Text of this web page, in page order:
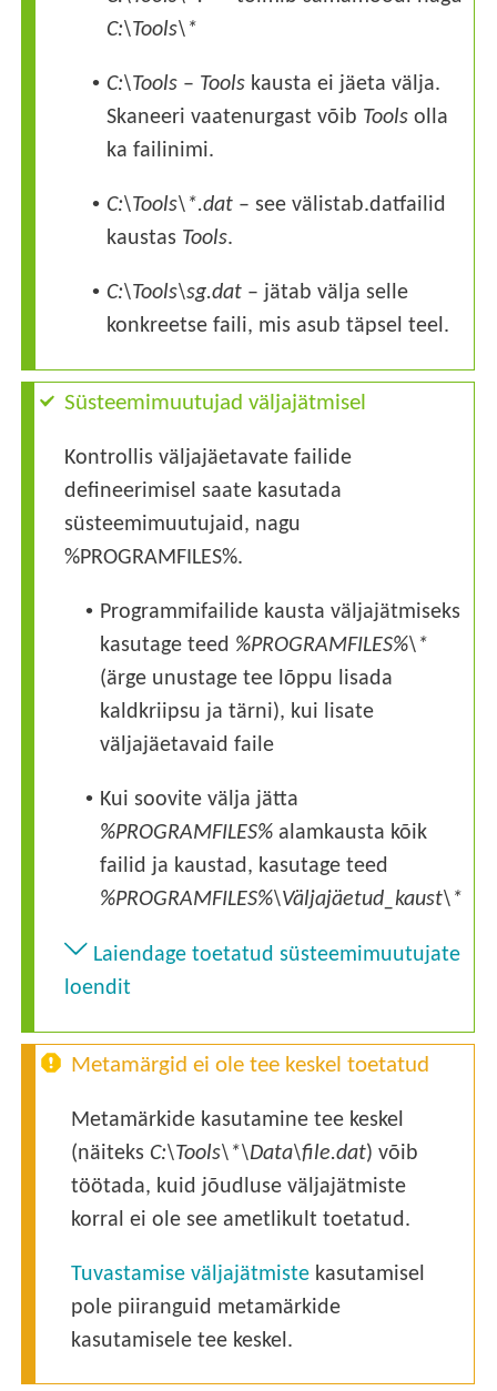
C:\Tools\*
• C:\Tools – Tools kausta ei jäeta välja.
Skaneeri vaatenurgast võib Tools olla
ka failinimi.
• C:\Tools\*.dat – see välistab.datfailid
kaustas Tools.
• C:\Tools\sg.dat – jätab välja selle
konkreetse faili, mis asub täpsel teel.
Süsteemimuutujad väljajätmisel
Kontrollis väljajäetavate failide
defineerimisel saate kasutada
süsteemimuutujaid, nagu
%PROGRAMFILES%.
• Programmifailide kausta väljajätmiseks
kasutage teed %PROGRAMFILES%\*
(ärge unustage tee lõppu lisada
kaldkriipsu ja tärni), kui lisate
väljajäetavaid faile
• Kui soovite välja jätta
%PROGRAMFILES% alamkausta kõik
failid ja kaustad, kasutage teed
%PROGRAMFILES%\Väljajäetud_kaust\*
Laiendage toetatud süsteemimuutujate
loendit
Metamärgid ei ole tee keskel toetatud
Metamärkide kasutamine tee keskel
(näiteksC:\Tools\*\Data\file.dat) võib
töötada, kuid jõudluse väljajätmiste
korral ei ole see ametlikult toetatud.
Tuvastamise väljajätmiste kasutamisel
pole piiranguid metamärkide
kasutamisele tee keskel.